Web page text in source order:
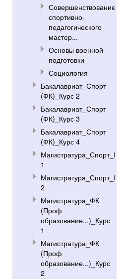
Совершенствование
спортивно-
педагогического
мастер...
Основы военной
подготовки
Социология
Бакалавриат_Спорт
(ФК)_Курс 2
Бакалавриат_Спорт
(ФК)_Курс 3
Бакалавриат_Спорт
(ФК)_Курс 4
Магистратура_Спорт_Курс
1
Магистратура_Спорт_Курс
2
Магистратура_ФК
(Проф
образование...)_Курс
1
Магистратура_ФК
(Проф
образование...)_Курс
2